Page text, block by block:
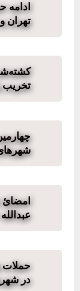
ادامه
تهران
تخریب
امضائ
حملات
در